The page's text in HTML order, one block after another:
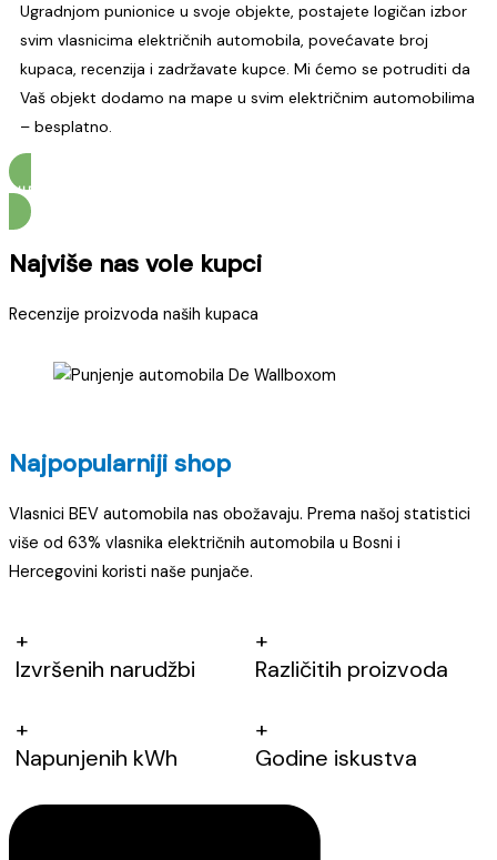
Ugradnjom punionice u svoje objekte, postajete logičan izbor
svim vlasnicima električnih automobila, povećavate broj
kupaca, recenzija i zadržavate kupce. Mi ćemo se potruditi da
Vaš objekt dodamo na mape u svim električnim automobilima
– besplatno.
SURADNJA S TVRTKAMA
Najviše nas vole kupci
Recenzije proizvoda naših kupaca
Najpopularniji shop
Vlasnici BEV automobila nas obožavaju. Prema našoj statistici
više od 63% vlasnika električnih automobila u Bosni i
Hercegovini koristi naše punjače.
+
Izvršenih narudžbi
+
Različitih proizvoda
+
Napunjenih kWh
+
Godine iskustva